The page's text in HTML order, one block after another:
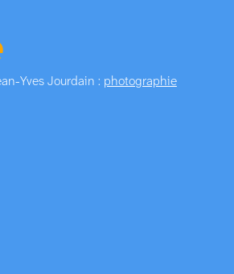
Yves Jourdain : photographie